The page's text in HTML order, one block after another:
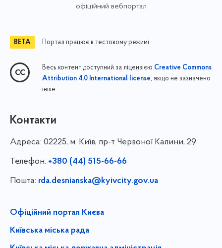
офіційний вебпортал
Портал працює в тестовому режимі
Весь контент доступний за ліцензією Creative Commons
Attribution 4.0 International license, якщо не зазначено
інше
Контакти
Адреса: 02225, м. Київ, пр-т Червоної Калини, 29
Телефон: +380 (44) 515-66-66
Пошта: rda.desnianska@kyivcity.gov.ua
Офіційний портал Києва
Київська міська рада